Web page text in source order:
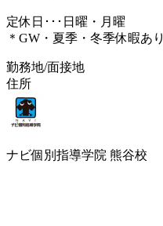
定休日･･･日曜・月曜
＊GW・夏季・冬季休暇あり
勤務地/面接地
住所
ナビ個別指導学院 熊谷校